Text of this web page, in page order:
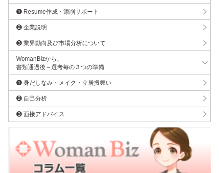
❶ Resume作成・添削サポート
❷ 企業説明
❸ 業界動向及び市場分析について
WomanBizから、
書類通過後～選考毎の３つの準備
❶ 身だしなみ・メイク・立居振舞い
❷ 自己分析
❸ 面接アドバイス